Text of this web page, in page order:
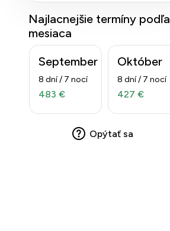
Najlacnejšie termíny podľa
mesiaca
September
8 dní / 7 nocí
483 €
Október
8 dní / 7 nocí
427 €
Opýtať sa